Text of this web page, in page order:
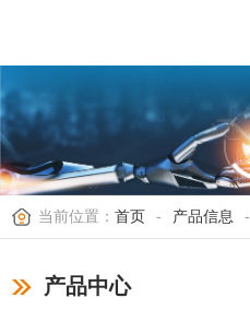
当前位置： 首页 - 产品信息 -
产品中心